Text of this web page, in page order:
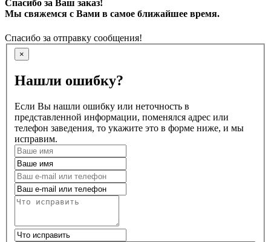
Спасибо за Ваш заказ!
Мы свяжемся с Вами в самое ближайшее время.
Спасибо за отправку сообщения!
×
Нашли ошибку?
Если Вы нашли ошибку или неточность в
представленной информации, поменялся адрес или
телефон заведения, то укажите это в форме ниже, и мы
исправим.